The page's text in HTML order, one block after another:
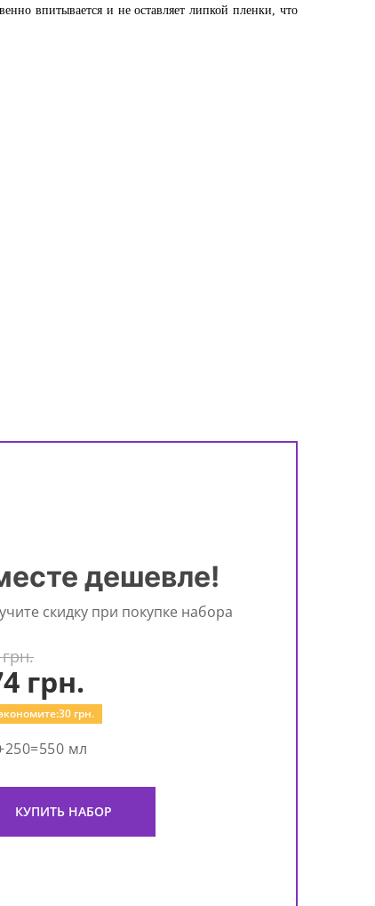
впитывается и не оставляет липкой пленки, что
дешевле!
скидку при покупке набора
грн.
30 грн.
мл
КУПИТЬ НАБОР